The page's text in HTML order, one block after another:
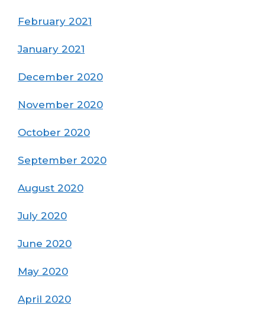
February 2021
January 2021
December 2020
November 2020
October 2020
September 2020
August 2020
July 2020
June 2020
May 2020
April 2020